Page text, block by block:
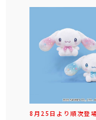
8月25日より順次登